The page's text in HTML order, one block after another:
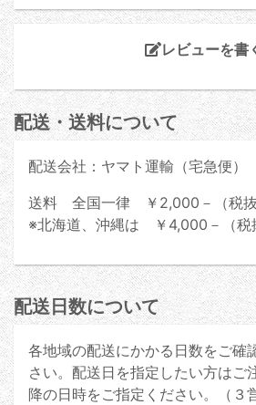
レビューを書
配送・送料について
配送会社：ヤマト運輸（宅急便）
送料 全国一律 ￥2,000－（税抜
※北海道、沖縄は ￥4,000－（税
配送日数について
各地域の配送にかかる日数をご確
さい。配送日を指定したい方はご
降の日時をご指定ください。（３